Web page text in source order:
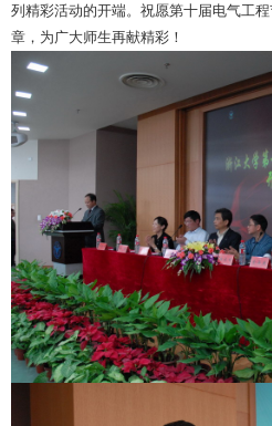
列精彩活动的开端。祝愿第十届电气工
章，为广大师生再献精彩！